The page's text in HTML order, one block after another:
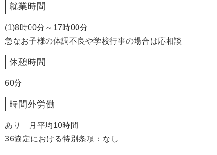
就業時間
(1)8時00分～17時00分
急なお子様の体調不良や学校行事の場合は応相談
休憩時間
60分
時間外労働
あり 月平均10時間
36協定における特別条項：なし